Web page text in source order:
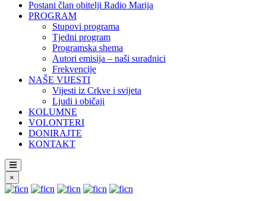
Postani član obitelji Radio Marija
PROGRAM
Stupovi programa
Tjedni program
Programska shema
Autori emisija – naši suradnici
Frekvencije
NAŠE VIJESTI
Vijesti iz Crkve i svijeta
Ljudi i običaji
KOLUMNE
VOLONTERI
DONIRAJTE
KONTAKT
×